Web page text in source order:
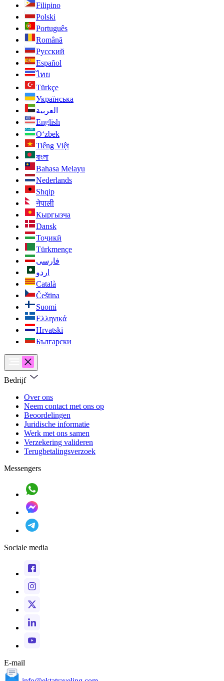
Filipino
Polski
Português
Română
Русский
Español
ไทย
Türkçe
Українська
العربية
English
O‘zbek
Tiếng Việt
বাংলা
Bahasa Melayu
Nederlands
Shqip
नेपाली
Кыргызча
Dansk
Тоҷикӣ
Türkmençe
فارسی
اردو
Català
Čeština
Suomi
Ελληνικά
Hrvatski
Български
Bedrijf
Over ons
Neem contact met ons op
Beoordelingen
Juridische informatie
Werk met ons samen
Verzekering valideren
Terugbetalingsverzoek
Messengers
Sociale media
E-mail